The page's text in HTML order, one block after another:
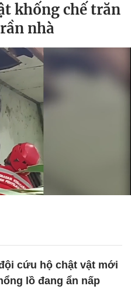
khống chế trăn
nhà
cứu hộ chật vật mới
lồ đang ẩn nấp